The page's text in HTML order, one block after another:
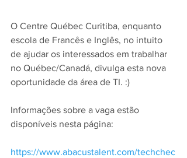
O Centre Québec Curitiba, enquanto
escola de Francês e Inglês, no intuito
de ajudar os interessados em trabalhar
no Québec/Canadá, divulga esta nova
oportunidade da área de TI. :)
Informações sobre a vaga estão
disponíveis nesta página:
https://www.abacustalent.com/techchec